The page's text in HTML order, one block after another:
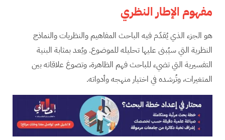
مفهوم الإطار النظري
هو الجزء الذي يُقدّم فيه الباحث المفاهيم والنظريات والنماذج
النظرية التي سيُبنى عليها تحليله للموضوع. ويُعد بمثابة البنية
التفسيرية التي تضيء للباحث فهم الظاهرة، وتصوغ علاقاته بين
المتغيرات، وتُرشده في اختيار منهجه وأدواته.